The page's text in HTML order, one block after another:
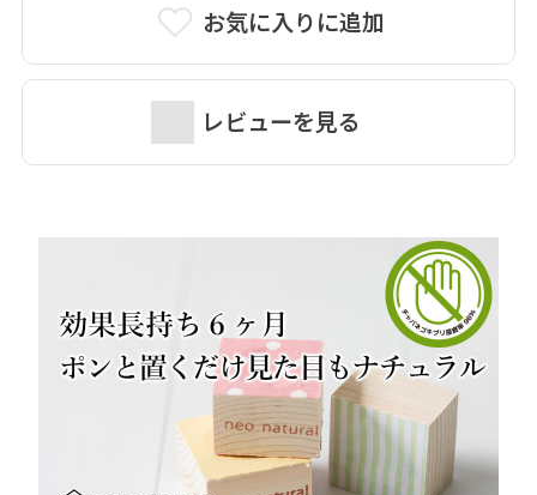
お気に入りに追加
レビューを見る